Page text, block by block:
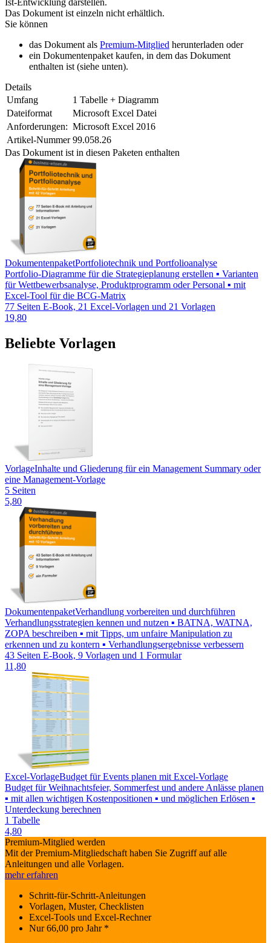
Ist-Entwicklung darstellen.
Das Dokument ist einzeln nicht erhältlich.
Sie können
das Dokument als Premium-Mitglied herunterladen oder
ein Dokumentenpaket kaufen, in dem das Dokument
enthalten ist (siehe unten).
Details
Umfang
1 Tabelle + Diagramm
Dateiformat
Microsoft Excel Datei
Anforderungen: Microsoft Excel 2016
Artikel-Nummer 99.058.26
Das Dokument ist in diesen Paketen enthalten
DokumentenpaketPortfoliotechnik und Portfolioanalyse
Portfolio-Diagramme für die Strategieplanung erstellen ▪ Varianten
für Wettbewerbsanalyse, Produktprogramm oder Personal ▪ mit
Excel-Tool für die BCG-Matrix
77 Seiten E-Book, 21 Excel-Vorlagen und 21 Vorlagen
19,80
Beliebte Vorlagen
VorlageInhalte und Gliederung für ein Management Summary oder
eine Management-Vorlage
5 Seiten
5,80
DokumentenpaketVerhandlung vorbereiten und durchführen
Verhandlungsstrategien kennen und nutzen ▪ BATNA, WATNA,
ZOPA beschreiben ▪ mit Tipps, um unfaire Manipulation zu
erkennen und zu kontern ▪ Verhandlungsergebnisse verbessern
43 Seiten E-Book, 9 Vorlagen und 1 Formular
11,80
Excel-VorlageBudget für Events planen mit Excel-Vorlage
Budget für Weihnachtsfeier, Sommerfest und andere Anlässe planen
▪ mit allen wichtigen Kostenpositionen ▪ und möglichen Erlösen ▪
Unterdeckung berechnen
1 Tabelle
4,80
Premium-Mitglied werden
Mit der Premium-Mitgliedschaft haben Sie Zugriff auf alle
Anleitungen und alle Vorlagen.
mehr erfahren
Schritt-für-Schritt-Anleitungen
Vorlagen, Muster, Checklisten
Excel-Tools und Excel-Rechner
Nur66,00 pro Jahr *